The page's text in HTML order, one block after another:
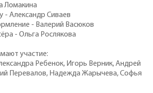
Ломакина
- Александр Сиваев
- Валерий Васюков
- Ольга Рослякова
участие:
Ребенок, Игорь Верник, Андрей
Перевалов, Надежда Жарычева, Софья